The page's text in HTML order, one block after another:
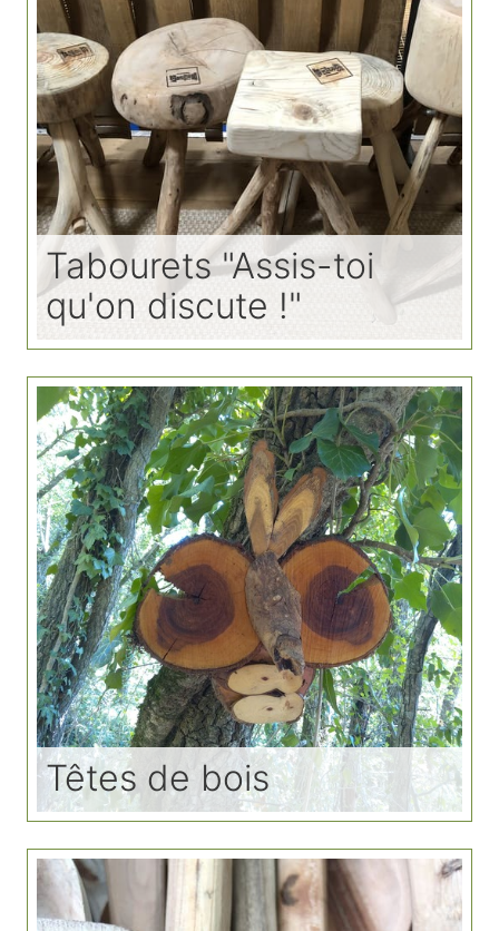
Tabourets "Assis-toi
qu'on discute !"
Têtes de bois